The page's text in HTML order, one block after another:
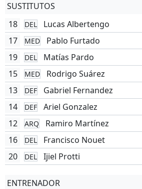
SUSTITUTOS
18
DEL Lucas Albertengo
17 MED Pablo Furtado
19 DEL Matías Pardo
15 MED Rodrigo Suárez
13 DEF
Gabriel Fernandez
14
DEF
Ariel Gonzalez
12
ARQ
Ramiro Martínez
16
DEL
Francisco Nouet
20
DEL Ijiel Protti
ENTRENADOR